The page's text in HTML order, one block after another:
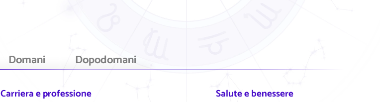
Domani Dopodomani
Carriera e professione Salute e benessere